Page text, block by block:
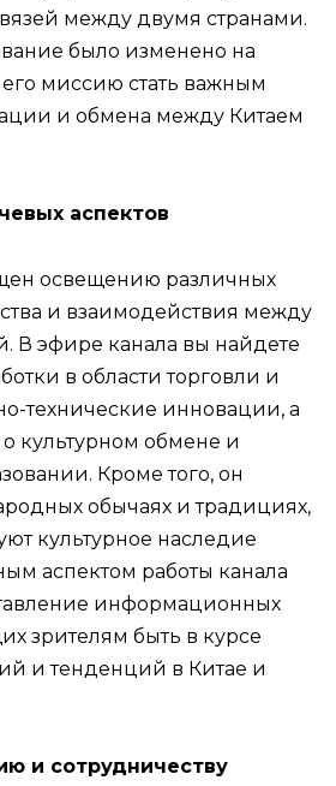
между двумя странами.
было изменено на
его миссию стать важным
и обмена между Китаем
аспектов
освещению различных
и взаимодействия между
В эфире канала вы найдете
в области торговли и
технические инновации, а
культурном обмене и
Кроме того, он
обычаях и традициях,
культурное наследие
аспектом работы канала
информационных
зрителям быть в курсе
и тенденций в Китае и
и сотрудничеству